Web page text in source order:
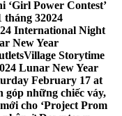
‘Girl Power Contest’
tháng 32024
International Night
New Year
Village Storytime
Lunar New Year
February 17 at
góp những chiếc váy,
cho ‘Project Prom